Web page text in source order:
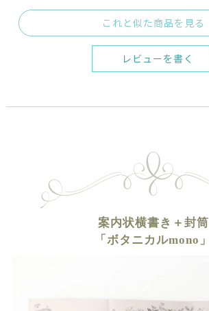
これと似た商品を見る
レビューを書く
案内状横書き＋封筒
「ボタニカルmono」